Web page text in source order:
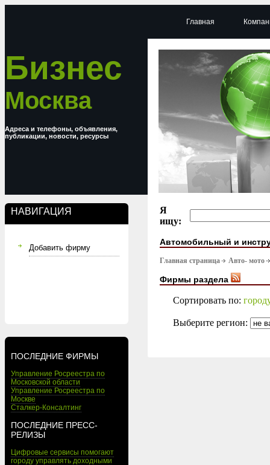
Бизнес
Москва
Адреса и телефоны, объявления,
публикации, новости, ресурсы
НАВИГАЦИЯ
Добавить фирму
ПОСЛЕДНИЕ ФИРМЫ
Управление Росреестра по
Московской области
Управление Росреестра по
Москве
Сталкер-Консалтинг
ПОСЛЕДНИЕ ПРЕСС-
РЕЛИЗЫ
Цифровые сервисы помогают
городу управлять доходными
Главная
Я
ищу:
Автомобильный и
Главная страница Авто- мото
Фирмы раздела
Сортировать по:
Выберите регион: